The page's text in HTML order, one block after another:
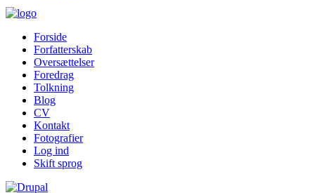
Forside
Forfatterskab
Oversættelser
Foredrag
Tolkning
Blog
CV
Kontakt
Fotografier
Log ind
Skift sprog